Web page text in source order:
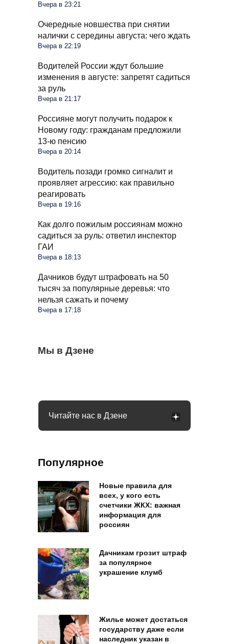
Вчера в 23:21
Очередные новшества при снятии
налички с середины августа: чего ждать
Вчера в 22:19
Водителей России ждут большие
изменения в августе: запретят садиться
за руль
Вчера в 21:17
Россияне могут получить подарок к
Новому году: гражданам предложили
13-ю пенсию
Вчера в 20:14
Водитель позади громко сигналит и
проявляет агрессию: как правильно
реагировать
Вчера в 19:16
Как долго пожилым россиянам можно
садиться за руль: ответил инспектор
ГАИ
Вчера в 18:13
Дачников будут штрафовать на 50
тысяч за популярные деревья: что
нельзя сажать и почему
Вчера в 17:18
Мы в Дзене
Овощи, которые еще дадут мощный
урожай до осени: что высадить в августе
Ветки смородины сохнут и темнеют: пора
Чеснок безвкусный и легкий словно
Читайте нас в Дзене
Популярное
Новые правила для
всех, у кого есть
счетчики ЖКХ: важная
информация для
россиян
Дачникам грозит штраф
за популярное
украшение клумб
Жилье может достаться
государству даже если
наследник указан в